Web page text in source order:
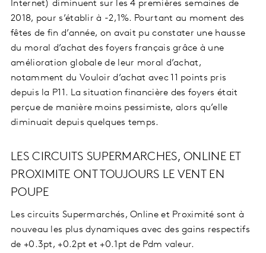
Internet) diminuent sur les 4 premières semaines de
2018, pour s’établir à -2,1%. Pourtant au moment des
fêtes de fin d’année, on avait pu constater une hausse
du moral d’achat des foyers français grâce à une
amélioration globale de leur moral d’achat,
notamment du Vouloir d’achat avec 11 points pris
depuis la P11. La situation financière des foyers était
perçue de manière moins pessimiste, alors qu’elle
diminuait depuis quelques temps.
LES CIRCUITS SUPERMARCHES, ONLINE ET
PROXIMITE ONT TOUJOURS LE VENT EN
POUPE
Les circuits Supermarchés, Online et Proximité sont à
nouveau les plus dynamiques avec des gains respectifs
de +0.3pt, +0.2pt et +0.1pt de Pdm valeur.